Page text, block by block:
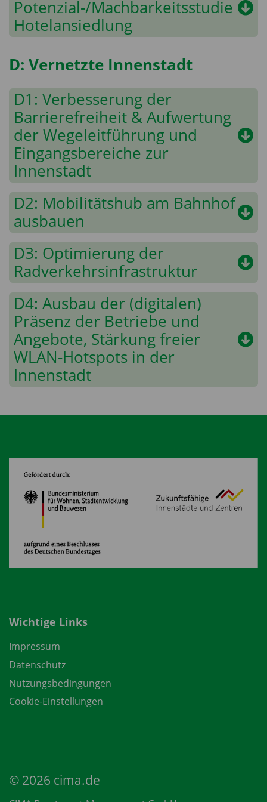
Potenzial-/Machbarkeitsstudie
Hotelansiedlung
D: Vernetzte Innenstadt
D1: Verbesserung der
Barrierefreiheit & Aufwertung
der Wegeleitführung und
Eingangsbereiche zur
Innenstadt
D2: Mobilitätshub am Bahnhof
ausbauen
D3: Optimierung der
Radverkehrsinfrastruktur
D4: Ausbau der (digitalen)
Präsenz der Betriebe und
Angebote, Stärkung freier
WLAN-Hotspots in der
Innenstadt
Wichtige Links
Impressum
Datenschutz
Nutzungsbedingungen
Cookie-Einstellungen
© 2026 cima.de